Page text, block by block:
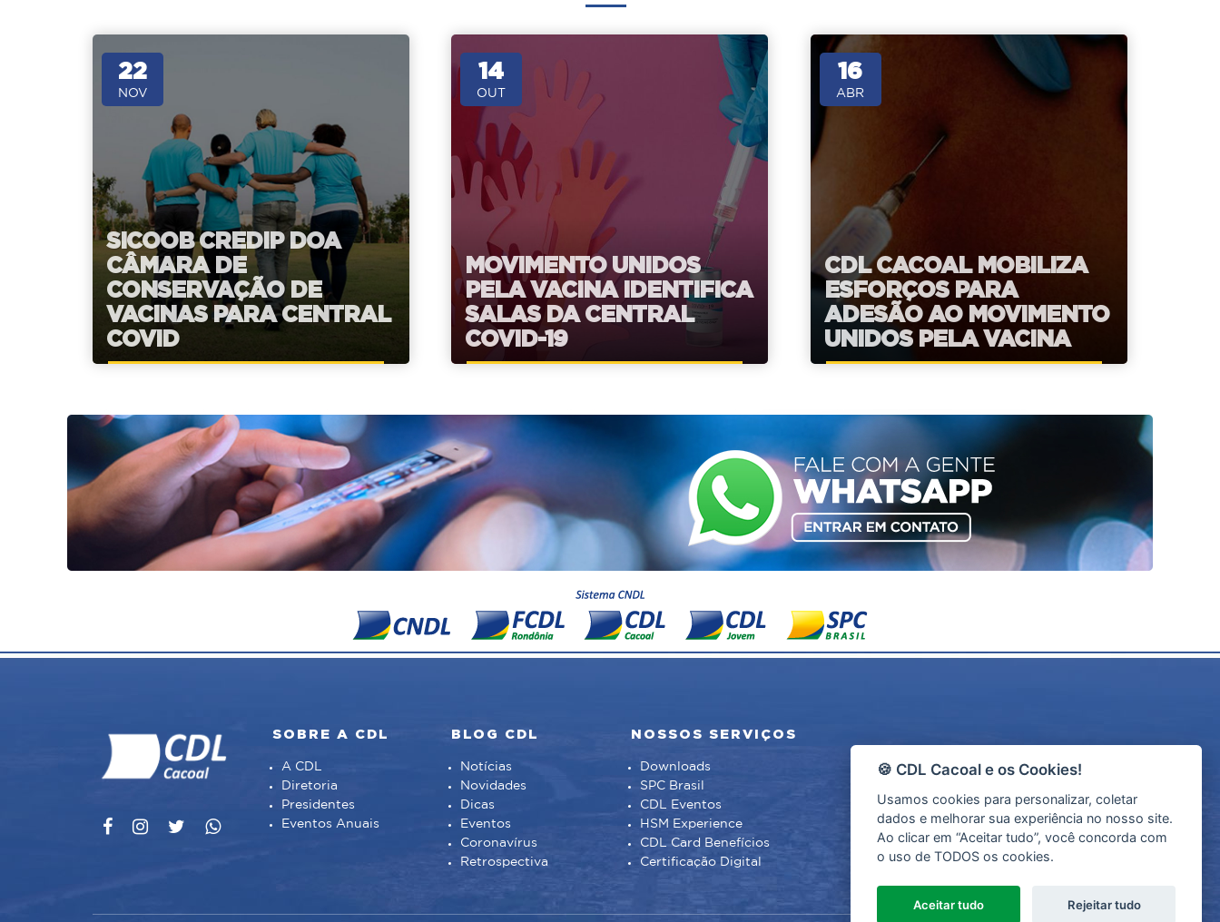
22
NOV
SICOOB CREDIP DOA
CÂMARA DE
CONSERVAÇÃO DE
VACINAS PARA CENTRAL
COVID
14
OUT
MOVIMENTO UNIDOS
PELA VACINA IDENTIFICA
SALAS DA CENTRAL
COVID-19
16
ABR
CDL CACOAL MOBILIZA
ESFORÇOS PARA
ADESÃO AO MOVIMENTO
UNIDOS PELA VACINA
SOBRE A CDL
A CDL
Diretoria
Presidentes
Eventos Anuais
BLOG CDL
Notícias
Novidades
Dicas
Eventos
Coronavírus
Retrospectiva
NOSSOS SERVIÇOS
Downloads
SPC Brasil
CDL Eventos
HSM Experience
CDL Card Benefícios
Certificação Digital
🍪 CDL Cacoal e os Cookies!
Usamos cookies para personalizar, coletar
dados e melhorar sua experiência no nosso site.
Ao clicar em “Aceitar tudo”, você concorda com
o uso de TODOS os cookies.
Aceitar tudo Rejeitar tudo